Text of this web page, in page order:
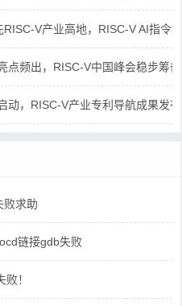
V产业高地，RISC-V AI指令
点频出，RISC-V中国峰会稳步筹
动，RISC-V产业专利导航成果发
败求助
链接gdb失败
！